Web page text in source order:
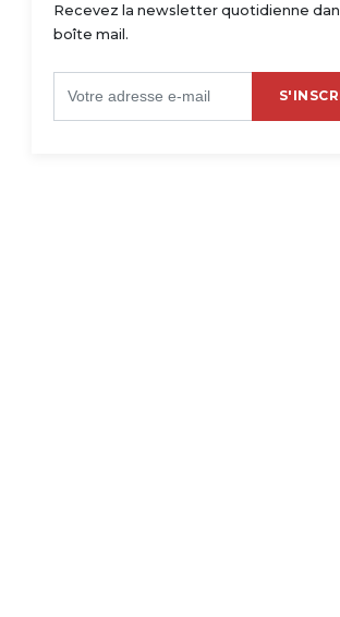
Recevez la newsletter quotidienne
boîte mail.